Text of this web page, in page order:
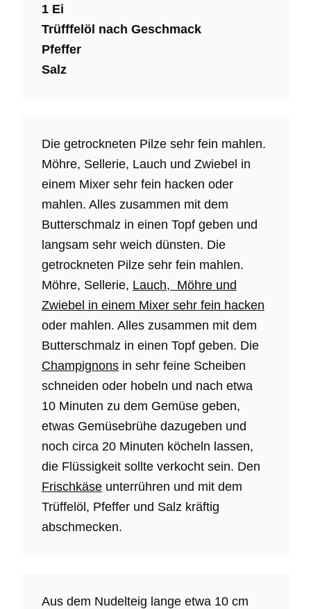
1 Ei
Trüfffelöl nach Geschmack
Pfeffer
Salz
Die getrockneten Pilze sehr fein mahlen.
Möhre, Sellerie, Lauch und Zwiebel in
einem Mixer sehr fein hacken oder
mahlen. Alles zusammen mit dem
Butterschmalz in einen Topf geben und
langsam sehr weich dünsten. Die
getrockneten Pilze sehr fein mahlen.
Möhre, Sellerie, Lauch, Möhre und
Zwiebel in einem Mixer sehr fein hacken
oder mahlen. Alles zusammen mit dem
Butterschmalz in einen Topf geben. Die
Champignons in sehr feine Scheiben
schneiden oder hobeln und nach etwa
10 Minuten zu dem Gemüse geben,
etwas Gemüsebrühe dazugeben und
noch circa 20 Minuten köcheln lassen,
die Flüssigkeit sollte verkocht sein. Den
Frischkäse unterrühren und mit dem
Trüffelöl, Pfeffer und Salz kräftig
abschmecken.
Aus dem Nudelteig lange etwa 10 cm